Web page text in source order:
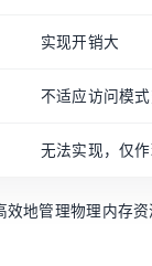
实现开销大
不适应访问模
无法实现，仅
地管理物理内存资